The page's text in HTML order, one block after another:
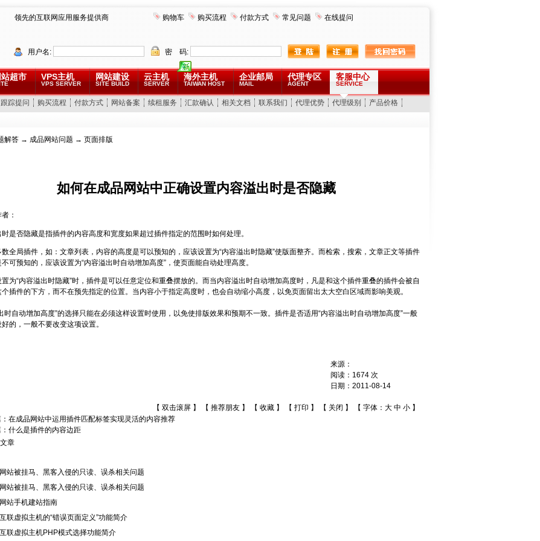
领先的互联网应用服务提供商 购物车 购买流程 付款方式 常见问题 在线提问
用户名: 密 码:
超市 VPS主机
VPS SERVER
网站建设
SITE BUILD
云主机
SERVER
海外主机
TAIWAN HOST
企业邮局
MAIL
代理专区
AGENT
客服中心
SERVICE
跟踪提问 购买流程 付款方式 网站备案 续租服务 汇款确认 相关文档 联系我们 代理优势 代理级别 产品价格
解答 → 成品网站问题 → 页面排版
如何在成品网站中正确设置内容溢出时是否隐藏
：
时是否隐藏是指插件的内容高度和宽度如果超过插件指定的范围时如何处理。
全局插件，如：文章列表，内容的高度是可以预知的，应该设置为“内容溢出时隐藏”使版面整齐。而检索，搜索，文章正文等插件
可预知的，应该设置为“内容溢出时自动增加高度”，使页面能自动处理高度。
置为“内容溢出时隐藏”时，插件是可以任意定位和重叠摆放的。而当内容溢出时自动增加高度时，凡是和这个插件重叠的插件会被自
插件的下方，而不在预先指定的位置。当内容小于指定高度时，也会自动缩小高度，以免页面留出太大空白区域而影响美观。
时自动增加高度”的选择只能在必须这样设置时使用，以免使排版效果和预期不一致。插件是否适用“内容溢出时自动增加高度”一般
的，一般不要改变这项设置。
来源：
阅读： 1674 次
日期： 2011-08-14
【 双击滚屏 】 【 推荐朋友 】 【 收藏 】 【 打印 】 【 关闭 】 【 字体： 大 中 小 】
在成品网站中运用插件匹配标签实现灵活的内容推荐
什么是插件的内容边距
章
站被挂马、黑客入侵的只读、误杀相关问题
站被挂马、黑客入侵的只读、误杀相关问题
站手机建站指南
联虚拟主机的“错误页面定义”功能简介
联虚拟主机PHP模式选择功能简介